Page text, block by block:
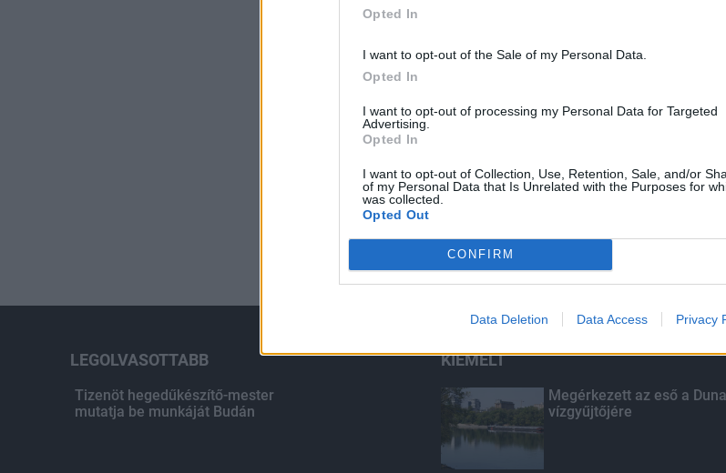
Opted In
I want to opt-out of the Sale of my Personal Data.
Opted In
I want to opt-out of processing my Personal Data for Targeted
Advertising.
Opted In
I want to opt-out of Collection, Use, Retention, Sale, and/or
of my Personal Data that Is Unrelated with the Purposes for
was collected.
Opted Out
CONFIRM
Data Deletion Data Access Privacy
LEGOLVASOTTABB
Tizenöt hegedűkészítő-mester
mutatja be munkáját Budán
KIEMELT
Megérkezett az eső a Duna
vízgyűjtőjére